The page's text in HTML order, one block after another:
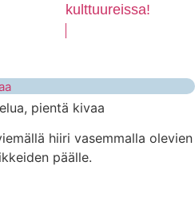
kulttuureissa!
pientä kivaa
hiiri vasemmalla olevien
päälle.